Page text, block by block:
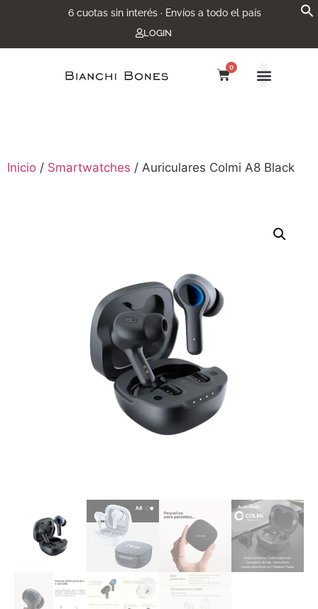
6 cuotas sin interés · Envíos a todo el país
LOGIN
0
Inicio / Smartwatches / Auriculares Colmi A8 Black